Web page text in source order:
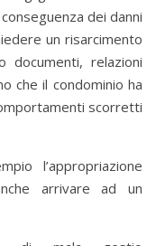
dei danni
un risarcimento
documenti, relazioni
che il condominio ha
scorretti
l’appropriazione
arrivare ad un